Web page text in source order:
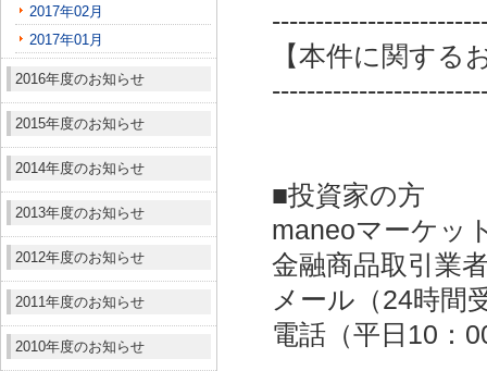
2017年02月
2017年01月
2016年度のお知らせ
2015年度のお知らせ
2014年度のお知らせ
2013年度のお知らせ
2012年度のお知らせ
2011年度のお知らせ
2010年度のお知らせ
【本件に関する
■投資家の方
maneoマーケッ
金融商品取引業
メール（24時間
電話（平日10：